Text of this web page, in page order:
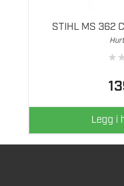
STIHL MS 362
★
Legg i